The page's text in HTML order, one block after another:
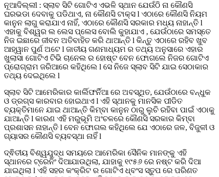
ନୂଆଦିଲ୍ଲୀ : ସ୍ଲାବ ସିଟି ଗୋଟିଏ ଏଭଳି ସ୍ଥାନ ଯେଉଁଠି ନା କୌଣସି
ଘରଭଡା ଦେବାକୁ ପଡିଥାଏ, ନା କୌଣସି ଟାକ୍ସ l ଏଠାରେ କୌଣସି ନିୟମ
କାନୁନ ଲାଗୁ କରାଯାଏ ନାହିଁ, ଏଠାରେ କୌଣସି ସରକାର ମଧ୍ୟ ନାହାନ୍ତି l
ଏହାକୁ ବିଶ୍ୱର ଲ ଲେସ ପ୍ଲେସ ବୋଲି କୁହାଯାଏ , ଯେଉଁଠାରେ ସମସ୍ତେ
ନିଜ ଇଛାରେ ଜୀବନ ଅତିବାହିତ କରି ଥାଆନ୍ତି l କିନ୍ତୁ ଏଠାରେ ରହିବ ଖୁବ
ଆହ୍ୱାନ ପୁର୍ଣ ଅଟେ l ଜାତୀୟ ଗଣମାଧ୍ୟମ ର ତଥ୍ୟ ଅନୁସାରେ ଏହାର
ଖୁଲାସା ଗୋଟିଏ ଟିଭି ଚାନେଲ ର ହୋଷ୍ଟ ବେନ ଫୋଗଲେ ନିଜର ଗୋଟିଏ
ପ୍ରୋଗ୍ରାମ ଜରିଆରେ କହିଥିଲେ l ସେ ନିଜେ ସ୍ଲାବ ସିଟି ଯାଇ ସେଠାକାର
ତଥ୍ୟ ଦେଇଥିଲେ l
ସ୍ଲାବ ସିଟି ଆମେରିକାର କାର୍ଲିଫର୍ନିଆ ରେ ଅବସ୍ଥିତ, ଯେଉଁଠାରେ ବନ୍ଧୁକ
ଓ ଡ୍ରଗ୍ସ କାରବାର ହୋଇଥାଏ l ଏହି ସ୍ଥାନକୁ ମାନସିକ ପୀଡିତ
ବ୍ୟକ୍ତିମାନେ ଯାଇ ଥାଆନ୍ତି କିମ୍ବା କାନୁନ ଠାରୁ ଲୁଚି ରହିବା ପାଇଁ ଏଠାକୁ
ଯାଆନ୍ତି l କାରଣ ଏହି ମରୁଭୂମି ଅଂଚଳରେ କୌଣସି ସରକାର କିମ୍ବା
ପ୍ରଶାସନ ନାହାନ୍ତି l ବେନ ଫୋଗଲ କହିଥିଲେ ଯେ ଏଠାରେ ଜଳ, ବିଜୁଳୀ ଓ
ଗ୍ୟାସର କୌଣସି ବ୍ୟବସ୍ଥା ନାହିଁ l
ଦ୍ଵିତୀୟ ବିଶ୍ୱଯୁଦ୍ଧ ସମୟରେ ଆମେରିକା ସୈନିକ ମାନଙ୍କୁ ଏହି
ସ୍ଥାନରେ ଟ୍ରେନିଂ ଦିଆଯାଉଥିଲା, ଯାହାକୁ ୧୯୫୬ ରେ ନଷ୍ଟ କରି ଦିଆ
ଯାଇଥିଲା l ଏହି ସହର କଂକ୍ରିଟ ର ଗୋଟିଏ ଧ୍ବଂସ ସ୍ତୁପ ରେ ପରିଣତ